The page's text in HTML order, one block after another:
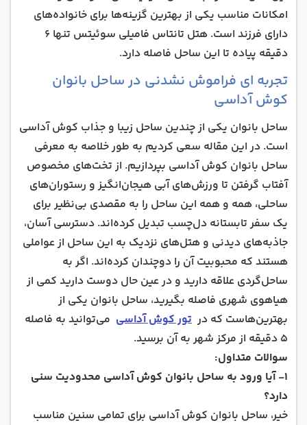
امکانات مناسب یکی از بهترین گزینه‌ها برای خانواده‌های
دارای فرزند است. هتل تانتاس فامیلی سوئیتس تنها 6
دقیقه پیاده تا این ساحل فاصله دارد.
تجربه ‌ای فراموش ‌نشدنی در ساحل بانوان
کوش آداسی
ساحل بانوان یکی از چندین ساحل زیبا و جذاب کوش آداسی
است. در این مقاله سعی کردیم به طور خلاصه به معرفی
ساحل بانوان کوش آداسی بپردازیم. از تخت‌های مخصوص
آفتاب گرفتن تا ورزش‌های آبی هیجان‌انگیز و رستوران‌های
ساحلی، همه و همه این ساحل را به مقصدی بی‌نظیر برای
یک سفر تابستانه دل‌چسب تبدیل کرده‌اند. دسترسی آسان،
جاذبه‌های دیدنی و هتل‌های نزدیک به این ساحل از عواملی
هستند که محبوبیت آن را دوچندان کرده‌اند. اگر به
ساحل‌گردی علاقه دارید و در عین حال دوست دارید کمی از
هیاهوی شهری فاصله بگیرید، ساحل بانوان یکی از
بهترین‌هاست که در تور کوش آداسی می‌توانید به فاصله
5 دقیقه از مرکز شهر به آن برسید.
سوالات متداول:
۱- آیا ورود به ساحل بانوان کوش آداسی محدودیت سنی
دارد؟
خیر، ساحل بانوان کوش آداسی برای تمامی سنین مناسب